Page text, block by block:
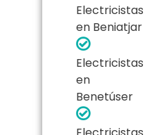
Electricistas
en Beniatjar
Electricistas
en
Benetúser